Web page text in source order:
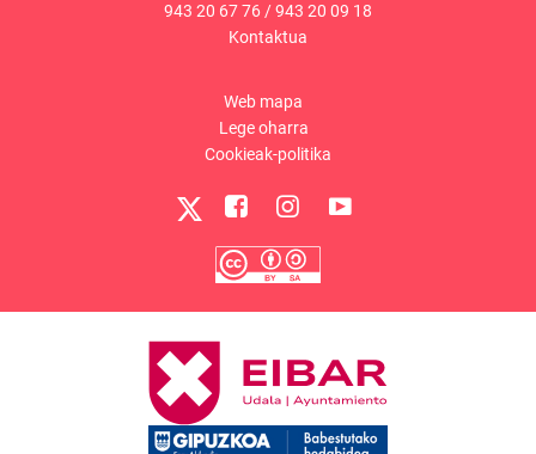
943 20 67 76/943 20 09 18
Kontaktua
Web mapa
Lege oharra
Cookieak-politika